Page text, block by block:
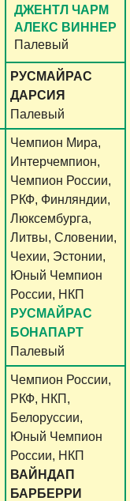
ДЖЕНТЛ ЧАРМ
АЛЕКС ВИННЕР
Палевый
РУСМАЙРАС
ДАРСИЯ
Палевый
Чемпион Мира,
Интерчемпион,
Чемпион России,
РКФ, Финляндии,
Люксембурга,
Литвы, Словении,
Чехии, Эстонии,
Юный Чемпион
России, НКП
РУСМАЙРАС
БОНАПАРТ
Палевый
Чемпион России,
РКФ, НКП,
Белоруссии,
Юный Чемпион
России, НКП
ВАЙНДАП
БАРБЕРРИ